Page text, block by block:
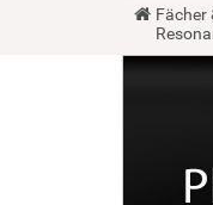
Y
u
Fächer